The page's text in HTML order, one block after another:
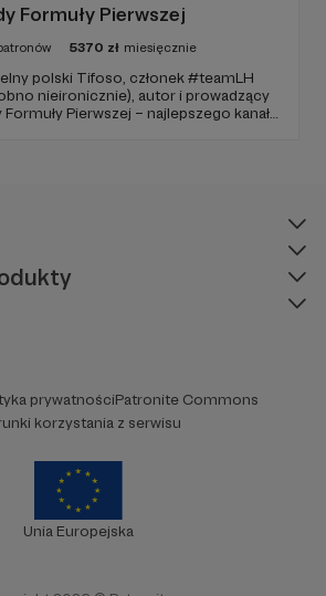
Formuły Pierwszej
5370 zł miesięcznie
polski Tifoso, członek #teamLH
nieironicznie), autor i prowadzący
Formuły Pierwszej – najlepszego kanału
prywatnościPatronite Commons
korzystania z serwisu
Unia Europejska